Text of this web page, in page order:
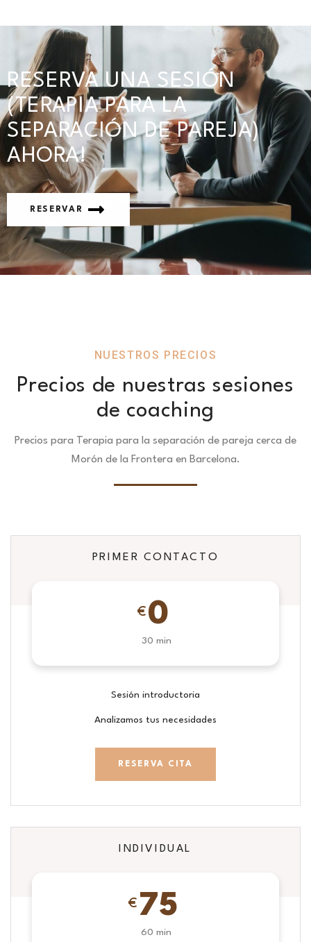
RESERVA UNA SESIÓN
(TERAPIA PARA LA
SEPARACIÓN DE PAREJA)
AHORA!
RESERVAR
NUESTROS PRECIOS
Precios de nuestras sesiones
de coaching
Precios para Terapia para la separación de pareja cerca de
Morón de la Frontera en Barcelona.
PRIMER CONTACTO
€ 0
30 min
Sesión introductoria
Analizamos tus necesidades
RESERVA CITA
INDIVIDUAL
€ 75
60 min